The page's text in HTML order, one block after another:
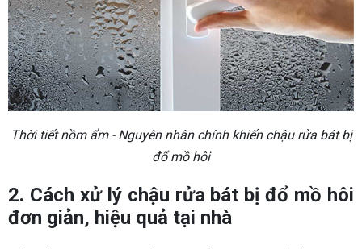
Thời tiết nồm ẩm - Nguyên nhân chính khiến chậu rửa bát bị
đổ mồ hôi
2. Cách xử lý chậu rửa bát bị đổ mồ hôi
đơn giản, hiệu quả tại nhà